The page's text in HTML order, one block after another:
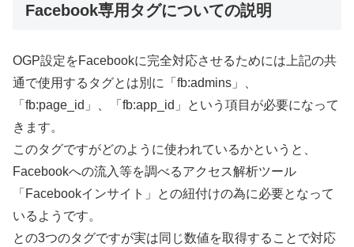
Facebook専用タグについての説明
OGP設定をFacebookに完全対応させるためには上記の共
通で使用するタグとは別に「fb:admins」、
「fb:page_id」、「fb:app_id」という項目が必要になって
きます。
このタグですがどのように使われているかというと、
Facebookへの流入等を調べるアクセス解析ツール
「Facebookインサイト」との紐付けの為に必要となって
いるようです。
との3つのタグですが実は同じ数値を取得することで対応